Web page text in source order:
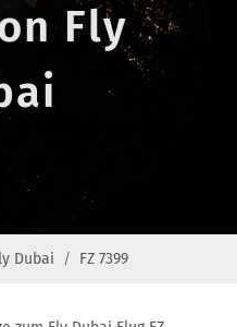
Fly
Dubai FZ 7399